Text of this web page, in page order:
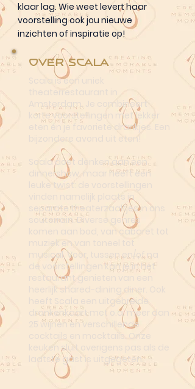
klaar lag. Wie weet levert haar
voorstelling ook jou nieuwe
inzichten of inspiratie op!
Over Scala
Scala is een uniek
theaterrestaurant in
Amsterdam. Je combineert
korte voorstellingen met lekker
eten én je favoriete drankjes. Een
bijzondere avond uit eten!
Scala doet denken aan een
dinnershow, maar heeft een
leuke twist: de voorstellingen
vinden namelijk plaats in
separate theaterzaaltjes in ons
souterrain. Diverse genres
komen aan bod, van cabaret tot
muziek en van toneel tot
musical. Voor, tussen en/of na
de voorstellingen kan je in het
restaurant genieten van een
heerlijk shared-dining diner. Ook
heeft Scala een uitgebreide
drankenkaart met o.a. meer dan
25 wijnen en verschillende
cocktails en mocktails. Onze
keuken sluit overigens pas als de
laatste gast is uitgegeten.